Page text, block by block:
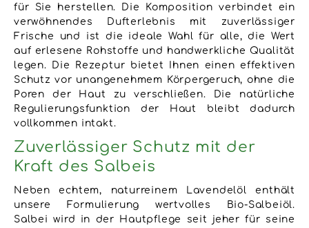
für Sie herstellen. Die Komposition verbindet ein
verwöhnendes Dufterlebnis mit zuverlässiger
Frische und ist die ideale Wahl für alle, die Wert
auf erlesene Rohstoffe und handwerkliche Qualität
legen. Die Rezeptur bietet Ihnen einen effektiven
Schutz vor unangenehmem Körpergeruch, ohne die
Poren der Haut zu verschließen. Die natürliche
Regulierungsfunktion der Haut bleibt dadurch
vollkommen intakt.
Zuverlässiger Schutz mit der
Kraft des Salbeis
Neben echtem, naturreinem Lavendelöl enthält
unsere Formulierung wertvolles Bio-Salbeiöl.
Salbei wird in der Hautpflege seit jeher für seine